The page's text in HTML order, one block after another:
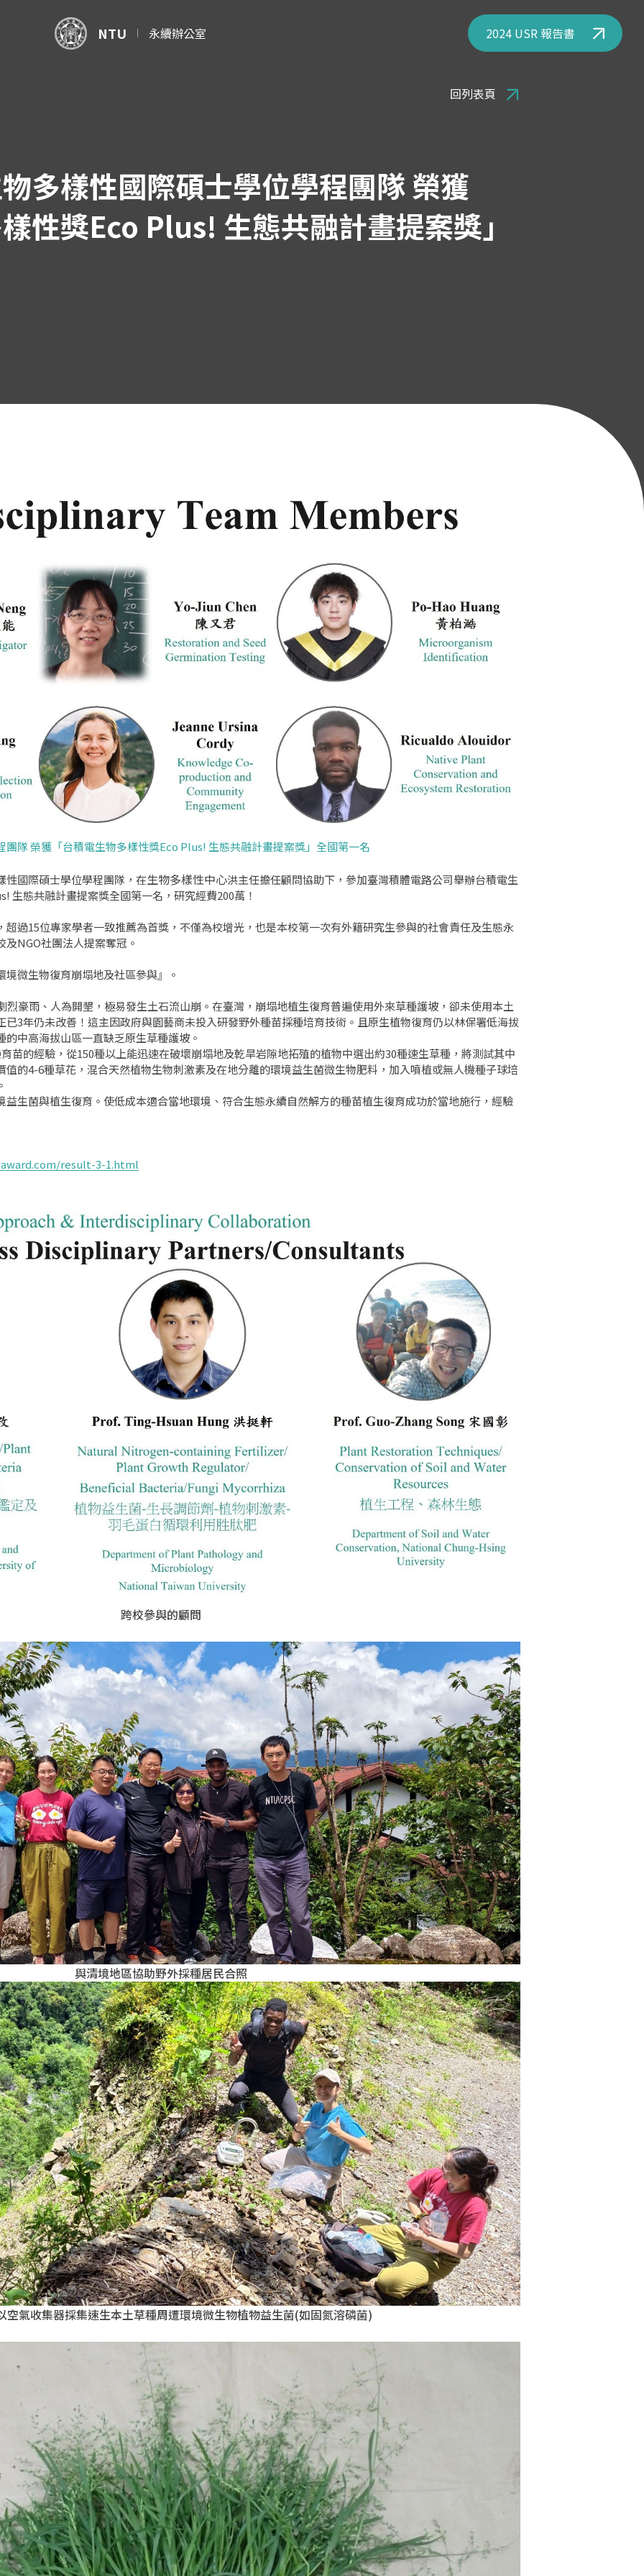
NTU 永續辦公室 2024 USR 報告書
回列表頁
多樣性國際碩士學位學程團隊 榮獲
性獎Eco Plus! 生態共融計畫提案獎」
隊 榮獲「台積電生物多樣性獎Eco Plus! 生態共融計畫提案獎」全國第一名
性國際碩士學位學程團隊，在生物多樣性中心洪主任擔任顧問協助下，參加臺灣積體電路公司舉辦台積電生
生態共融計畫提案獎全國第一名，研究經費200萬！
過15位專家學者一致推薦為首獎，不僅為校增光，也是本校第一次有外籍研究生參與的社會責任及生態永
NGO社團法人提案奪冠。
微生物復育崩塌地及社區參與』。
烈豪雨、人為開墾，極易發生土石流山崩。在臺灣，崩塌地植生復育普遍使用外來草種護坡，卻未使用本土
3年仍未改善！這主因政府與園藝商未投入研發野外種苗採種培育技術。且原生植物復育仍以林保署低海拔
中高海拔山區一直缺乏原生草種護坡。
苗的經驗，從150種以上能迅速在破壞崩塌地及乾旱岩隙地拓殖的植物中選出約30種速生草種，將測試其中
的4-6種草花，混合天然植物生物刺激素及在地分離的環境益生菌微生物肥料，加入噴植或無人機種子球培
生菌與植生復育。使低成本適合當地環境、符合生態永續自然解方的種苗植生復育成功於當地施行，經驗
result-3-1.html
跨校參與的顧問
與清境地區協助野外採種居民合照
空氣收集器採集速生本土草種周遭環境微生物植物益生菌(如固氮溶磷菌)